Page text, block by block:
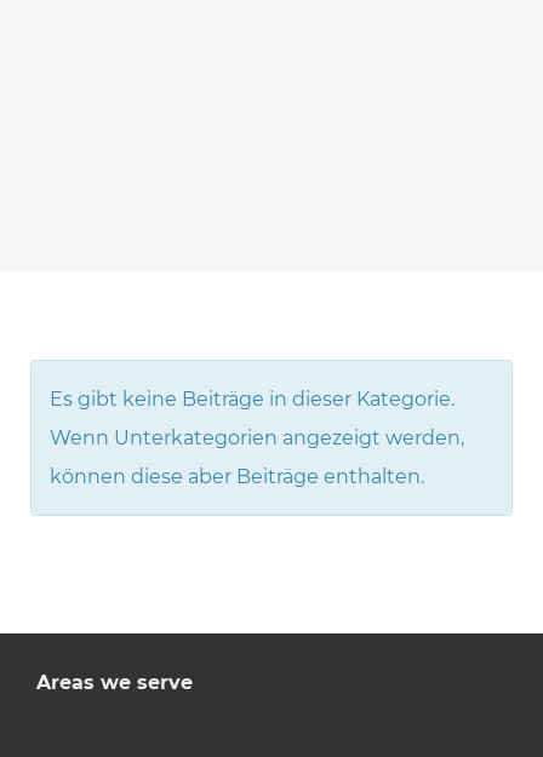
Info
Es gibt keine Beiträge in dieser Kategorie.
Wenn Unterkategorien angezeigt werden,
können diese aber Beiträge enthalten.
Areas we serve